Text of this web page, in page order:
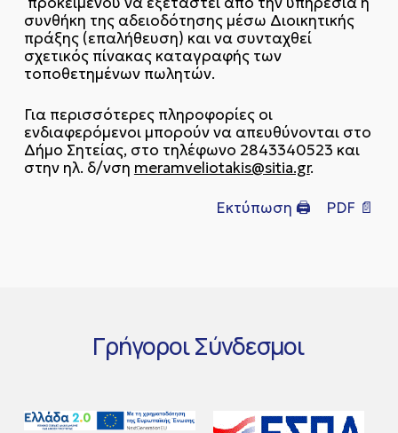
συνθήκη της αδειοδότησης μέσω Διοικητικής
πράξης (επαλήθευση) και να συνταχθεί
σχετικός πίνακας καταγραφής των
τοποθετημένων πωλητών.
Για περισσότερες πληροφορίες οι
ενδιαφερόμενοι μπορούν να απευθύνονται στο
Δήμο Σητείας, στο τηλέφωνο 2843340523 και
στην ηλ. δ/νση meramveliotakis@sitia.gr.
Εκτύπωση 🖨 PDF 📄
ΓρήγοροιΣύνδεσμοι